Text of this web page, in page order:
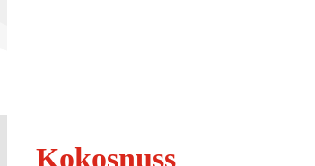
Kokosnuss